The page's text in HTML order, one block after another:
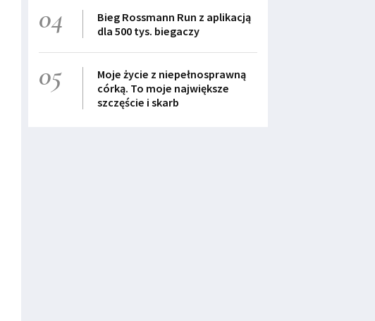
04
Bieg Rossmann Run z aplikacją
dla 500 tys. biegaczy
05
Moje życie z niepełnosprawną
córką. To moje największe
szczęście i skarb